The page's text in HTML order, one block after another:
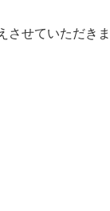
せていただきま